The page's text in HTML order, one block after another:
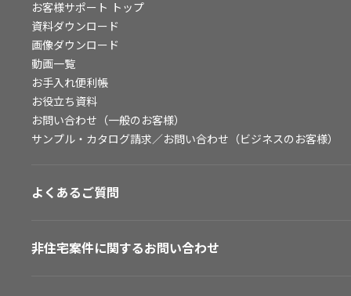
お客様サポート トップ
資料ダウンロード
画像ダウンロード
動画一覧
お手入れ便利帳
お役立ち資料
お問い合わせ（一般のお客様）
サンプル・カタログ請求／お問い合わせ（ビジネスのお客様）
よくあるご質問
非住宅案件に関するお問い合わせ